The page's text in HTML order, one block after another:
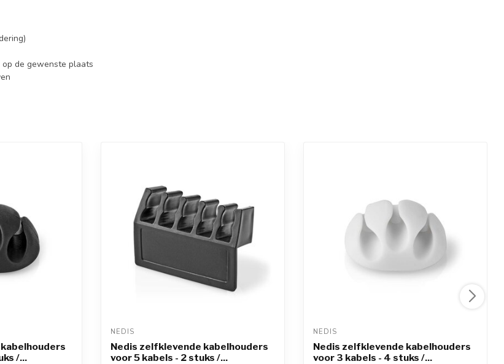
de gewenste plaats
/...
NEDIS
Nedis zelfklevende kabelhouders
voor 5 kabels - 2 stuks /...
NEDIS
Nedis zelfklevende kabelhouders
voor 3 kabels - 4 stuks /...